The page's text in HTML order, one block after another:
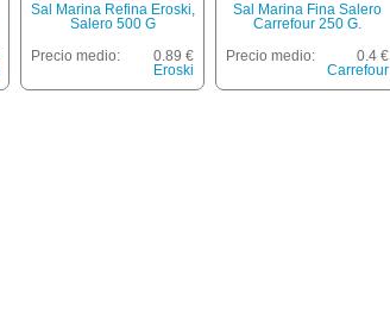
Sal Marina Refina Eroski,
Salero 500 G
Precio medio:
0.89 €
Eroski
Sal Marina Fina Salero
Carrefour 250 G.
Precio medio:
0.4 €
Carrefour